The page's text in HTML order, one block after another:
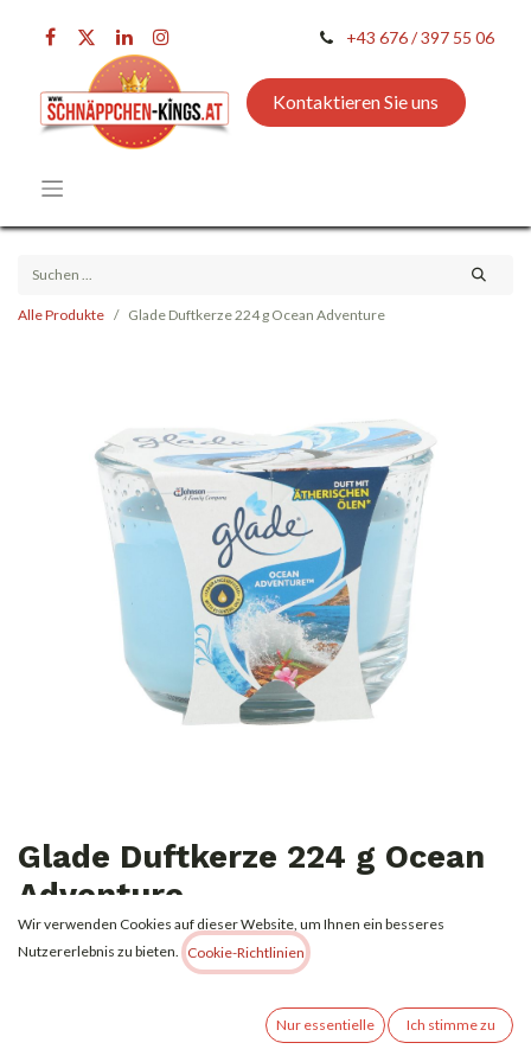
+43 676 / 397 55 06
Kontaktieren Sie uns
Alle Produkte Glade Duftkerze 224 g Ocean Adventure
Glade Duftkerze 224 g Ocean
Adventure
3,99€ Alle Preise inkl. MwSt.zzgl. Versandkosten
Wir verwenden Cookies auf dieser Website, um Ihnen ein besseres
Nutzererlebnis zu bieten.
Cookie-Richtlinien
Nur essentielle Ich stimme zu